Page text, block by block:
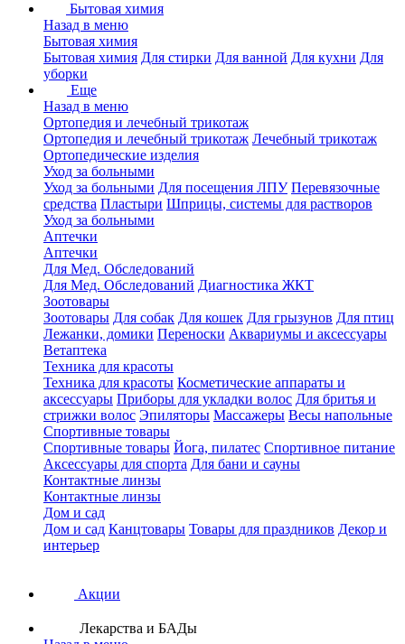
Бытовая химия
Назад в меню
Бытовая химия
Бытовая химия Для стирки Для ванной Для кухни Для
уборки
Еще
Назад в меню
Ортопедия и лечебный трикотаж
Ортопедия и лечебный трикотаж Лечебный трикотаж
Ортопедические изделия
Уход за больными
Уход за больными Для посещения ЛПУ Перевязочные
средства Пластыри Шприцы, системы для растворов
Уход за больными
Аптечки
Аптечки
Для Мед. Обследований
Для Мед. Обследований Диагностика ЖКТ
Зоотовары
Зоотовары Для собак Для кошек Для грызунов Для птиц
Лежанки, домики Переноски Аквариумы и аксессуары
Ветаптека
Техника для красоты
Техника для красоты Косметические аппараты и
аксессуары Приборы для укладки волос Для бритья и
стрижки волос Эпиляторы Массажеры Весы напольные
Спортивные товары
Спортивные товары Йога, пилатес Спортивное питание
Аксессуары для спорта Для бани и сауны
Контактные линзы
Контактные линзы
Дом и сад
Дом и сад Канцтовары Товары для праздников Декор и
интерьер
Акции
Лекарства и БАДы